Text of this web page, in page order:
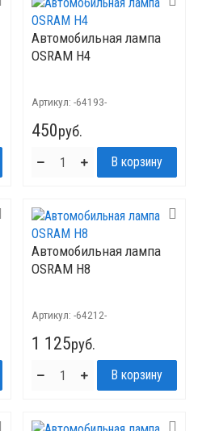
Автомобильная лампа
OSRAM H4
Артикул: -64193-
450руб.
Автомобильная лампа
OSRAM H8
Артикул: -64212-
1 125руб.